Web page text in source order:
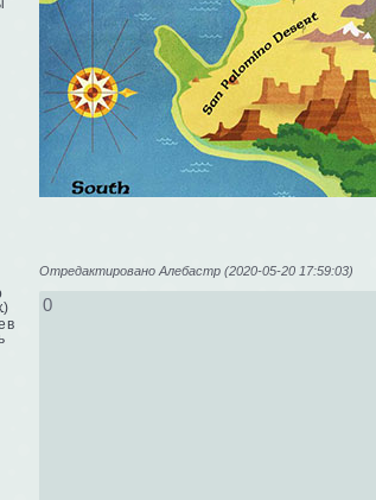
Отредактировано Алебастр (2020-05-20 17:59:03)
0